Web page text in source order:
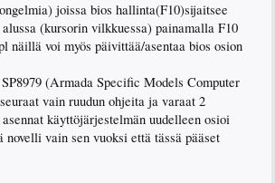
joissa bios hallinta(F10)sijaitsee
(kursorin vilkkuessa) painamalla F10
näillä voi myös päivittää/asentaa bios osion
(Armada Specific Models Computer
vain ruudun ohjeita ja varaat 2
käyttöjärjestelmän uudelleen osioi
vain sen vuoksi että tässä pääset